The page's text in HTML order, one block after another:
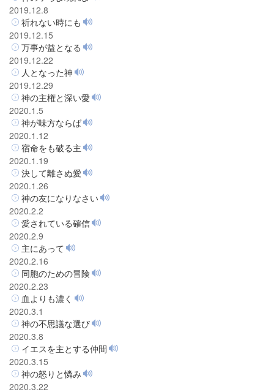
2019.12.8
祈れない時にも
2019.12.15
万事が益となる
2019.12.22
人となった神
2019.12.29
神の主権と深い愛
2020.1.5
神が味方ならば
2020.1.12
宿命をも破る主
2020.1.19
決して離さぬ愛
2020.1.26
神の友になりなさい
2020.2.2
愛されている確信
2020.2.9
主にあって
2020.2.16
同胞のための冒険
2020.2.23
血よりも濃く
2020.3.1
神の不思議な選び
2020.3.8
イエスを主とする仲間
2020.3.15
神の怒りと憐み
2020.3.22